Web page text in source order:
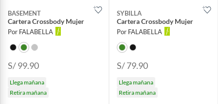
BASEMENT
Cartera Crossbody Mujer
Por FALABELLA
S/ 99.90
Llega mañana
Retira mañana
SYBILLA
Cartera Crossbody Mujer
Por FALABELLA
S/ 79.90
Llega mañana
Retira mañana